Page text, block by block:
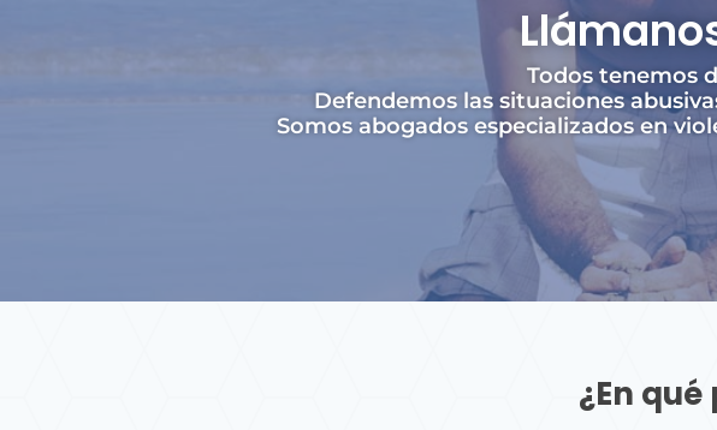
Todos tenemos
Defendemos las situaciones
Somos abogados especializados en
¿En